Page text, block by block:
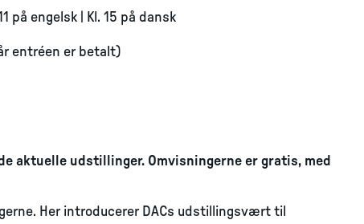
på engelsk | Kl. 15 på dansk
entréen er betalt)
aktuelle udstillinger. Omvisningerne er gratis, med
Her introducerer DACs udstillingsvært til